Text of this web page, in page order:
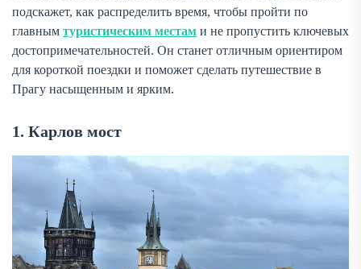
подскажет, как распределить время, чтобы пройти по
главным туристическим местам и не пропустить ключевых
достопримечательностей. Он станет отличным ориентиром
для короткой поездки и поможет сделать путешествие в
Прагу насыщенным и ярким.
1. Карлов мост